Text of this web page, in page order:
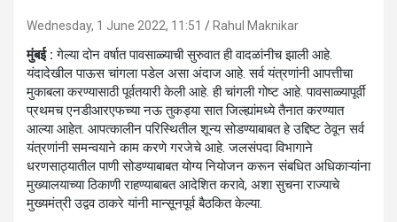
Wednesday, 1 June 2022, 11:51 Rahul Maknikar
मुंबई : गेल्या दोन वर्षात पावसाळ्याची सुरुवात ही वादळांनीच झाली आहे.
यंदादेखील पाऊस चांगला पडेल असा अंदाज आहे. सर्व यंत्रणांनी आपत्तीचा
मुकाबला करण्यासाठी पूर्वतयारी केली आहे. ही चांगली गोष्ट आहे. पावसाळ्यापूर्वी
प्रथमच एनडीआरएफच्या नऊ तुकड्या सात जिल्ह्यांमध्ये तैनात करण्यात
आल्या आहेत. आपत्कालीन परिस्थितील शून्य सोडण्याबाबत हे उद्दिष्ट ठेवून सर्व
यंत्रणांनी समन्वयाने काम करणे गरजेचे आहे. जलसंपदा विभागाने
धरणसाठ्यातील पाणी सोडण्याबाबत योग्य नियोजन करून संबधित अधिकाऱ्यांना
मुख्यालयाच्या ठिकाणी राहण्याबाबत आदेशित करावे, अशा सुचना राज्याचे
मुख्यमंत्री उद्वव ठाकरे यांनी मान्सूनपूर्व बैठकित केल्या.